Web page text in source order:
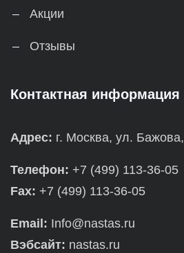
Акции
Отзывы
Контактная информация
Адрес: г. Москва, ул.
Телефон: +7 (499) 113-36-05
Fax: +7 (499) 113-36-05
Email: Info@nastas.ru
Вэбсайт: nastas.ru